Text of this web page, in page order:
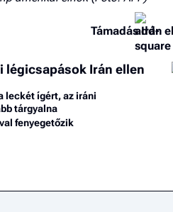
Támadás Irán
légicsapások Irán ellen
leckét ígért, az iráni
tárgyalna
fenyegetőzik